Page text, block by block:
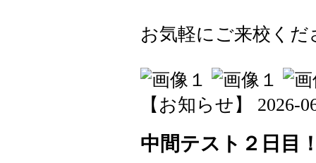
お気軽にご来校く
【お知らせ】 2026-
中間テスト２日目